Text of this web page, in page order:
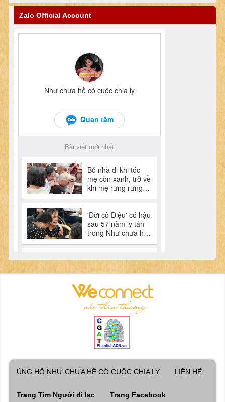
Zalo Official Account
ỦNG HỘ NHƯ CHƯA HỀ CÓ CUỘC CHIA LY LIÊN HỆ
Trang Tìm Người đi lạc Trang Facebook